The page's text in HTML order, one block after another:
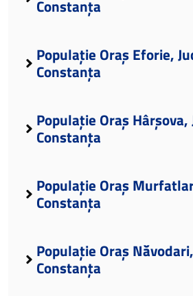
Constanța
Populație Oraș Eforie,
Constanța
Populație Oraș
Constanța
Populație Oraș
Constanța
Populație Oraș
Constanța